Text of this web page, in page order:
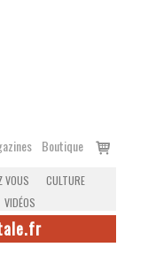
Boutique
Voir
VOUS
CULTURE
VIDÉOS